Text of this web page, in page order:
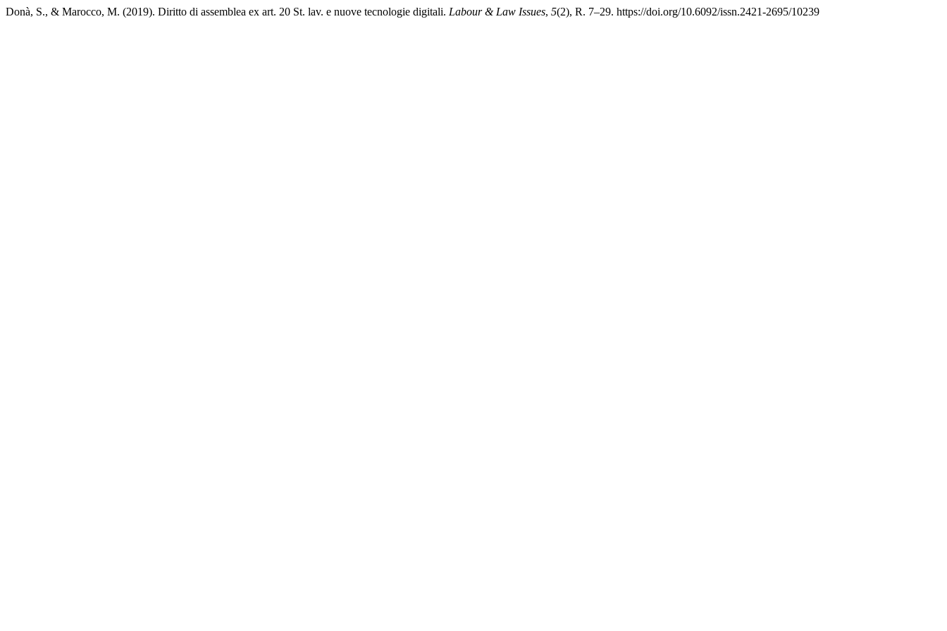
Donà, S., & Marocco, M. (2019). Diritto di assemblea ex art. 20 St. lav. e nuove tecnologie digitali. Labour & Law Issues, 5(2), R. 7–29. https://doi.org/10.6092/issn.2421-2695/10239